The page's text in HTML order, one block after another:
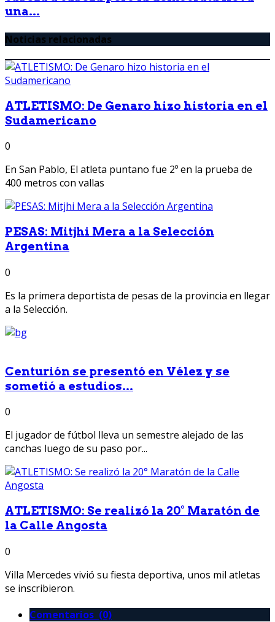
una...
Noticias relacionadas
ATLETISMO: De Genaro hizo historia en el
Sudamericano
0
En San Pablo, El atleta puntano fue 2º en la prueba de
400 metros con vallas
PESAS: Mitjhi Mera a la Selección
Argentina
0
Es la primera deportista de pesas de la provincia en llegar
a la Selección.
Centurión se presentó en Vélez y se
sometió a estudios...
0
El jugador de fútbol lleva un semestre alejado de las
canchas luego de su paso por...
ATLETISMO: Se realizó la 20° Maratón de
la Calle Angosta
0
Villa Mercedes vivió su fiesta deportiva, unos mil atletas
se inscribieron.
Comentarios (0)